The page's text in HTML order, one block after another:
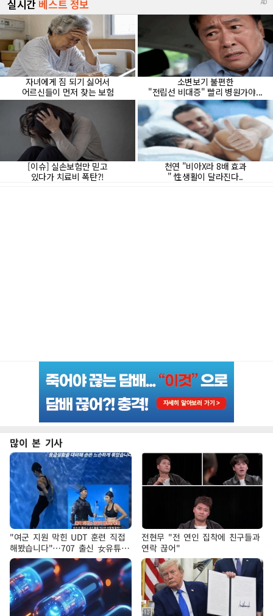
많이 본 기사
"여군 지원 막힌 UDT 훈련 직접
해봤습니다"…707 출신 女유튜버
'완벽 소화'
전현무 "전 연인 집착에 친구들과
연락 끊어"